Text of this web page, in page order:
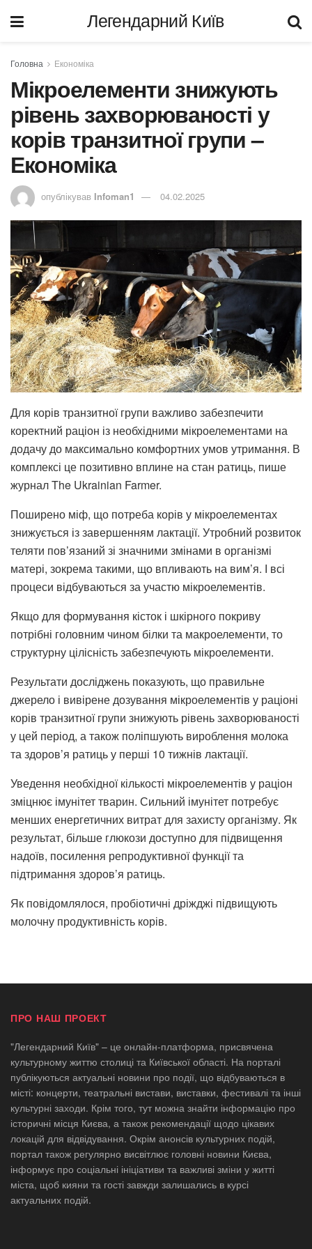
Легендарний Київ
Головна Економіка
Мікроелементи знижують
рівень захворюваності у
корів транзитної групи –
Економіка
опублікував Infoman1 04.02.2025
Для корів транзитної групи важливо забезпечити
коректний раціон із необхідними мікроелементами на
додачу до максимально комфортних умов утримання. В
комплексі це позитивно вплине на стан ратиць, пише
журнал The Ukrainian Farmer.
Поширено міф, що потреба корів у мікроелементах
знижується із завершенням лактації. Утробний розвиток
теляти пов’язаний зі значними змінами в організмі
матері, зокрема такими, що впливають на вим’я. І всі
процеси відбуваються за участю мікроелементів.
Якщо для формування кісток і шкірного покриву
потрібні головним чином білки та макроелементи, то
структурну цілісність забезпечують мікроелементи.
Результати досліджень показують, що правильне
джерело і вивірене дозування мікроелементів у раціоні
корів транзитної групи знижують рівень захворюваності
у цей період, а також поліпшують вироблення молока
та здоров’я ратиць у перші 10 тижнів лактації.
Уведення необхідної кількості мікроелементів у раціон
зміцнює імунітет тварин. Сильний імунітет потребує
менших енергетичних витрат для захисту організму. Як
результат, більше глюкози доступно для підвищення
надоїв, посилення репродуктивної функції та
підтримання здоров’я ратиць.
Як повідомлялося, пробіотичні дріжджі підвищують
молочну продуктивність корів.
ПРО НАШ ПРОЕКТ
"Легендарний Київ" – це онлайн-платформа, присвячена
культурному життю столиці та Київської області. На порталі
публікуються актуальні новини про події, що відбуваються в
місті: концерти, театральні вистави, виставки, фестивалі та інші
культурні заходи. Крім того, тут можна знайти інформацію про
історичні місця Києва, а також рекомендації щодо цікавих
локацій для відвідування. Окрім анонсів культурних подій,
портал також регулярно висвітлює головні новини Києва,
інформує про соціальні ініціативи та важливі зміни у житті
міста, щоб кияни та гості завжди залишались в курсі
актуальних подій.